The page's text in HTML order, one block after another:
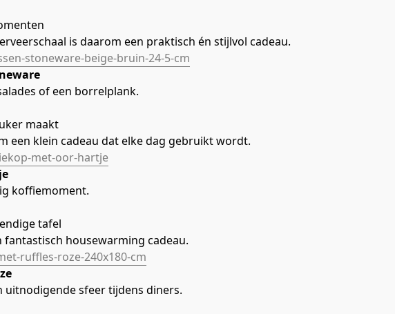
is daarom een praktisch én stijlvol cadeau.
stoneware-beige-bruin-24-5-cm
of een borrelplank.
maakt
een klein cadeau dat elke dag gebruikt wordt.
met-oor-hartje
koffiemoment.
tafel
housewarming cadeau.
ruffles-roze-240x180-cm
sfeer tijdens diners.